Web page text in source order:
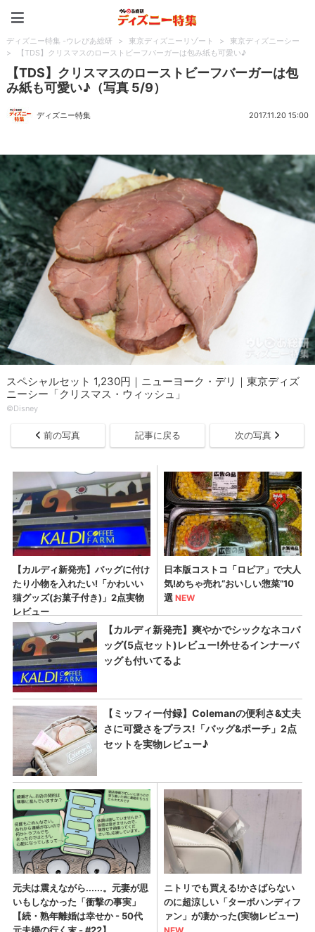
ディズニー特集 -ウレぴあ総研 > 東京ディズニーリゾート >
東京ディズニーシー
>
【TDS】クリスマスのローストビーフバーガーは包み紙も可愛い♪
【TDS】クリスマスのローストビーフバーガーは包
み紙も可愛い♪（写真 5/9）
ディズニー特集 2017.11.20 15:00
スペシャルセット 1,230円｜ニューヨーク・デリ｜東京ディズ
ニーシー「クリスマス・ウィッシュ」
©︎Disney
前の写真 記事に戻る 次の写真